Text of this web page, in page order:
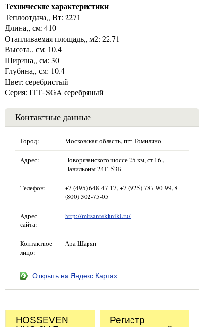
Технические характеристики
Теплоотдача,, Вт: 2271
Длина,, см: 410
Отапливаемая площадь,, м2: 22.71
Высота,, см: 10.4
Ширина,, см: 30
Глубина,, см: 10.4
Цвет: серебристый
Серия: ITT+SGA серебряный
Контактные данные
Город: Московская область, пгт Томилино
Адрес:
Новорязанского шоссе 25 км, ст 16.,
Павильоны 24Г, 53Б
Телефон:
+7 (495) 648-47-17, +7 (925) 787-90-99, 8
(800) 302-75-05
Адрес
сайта:
http://mirsantekhniki.ru/
Контактное
лицо:
Ара Шарян
Открыть на Яндекс.Картах
HOSSEVEN
Регистр